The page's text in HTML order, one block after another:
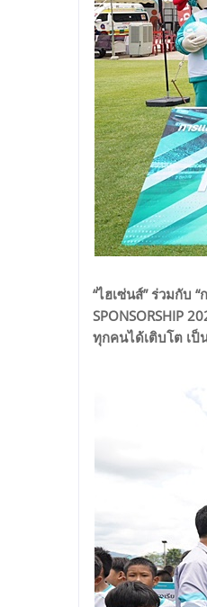
“ไฮเซ่นส์” ร่วมกับ
SPONSORSHIP
ทุกคนได้เติบโต เ